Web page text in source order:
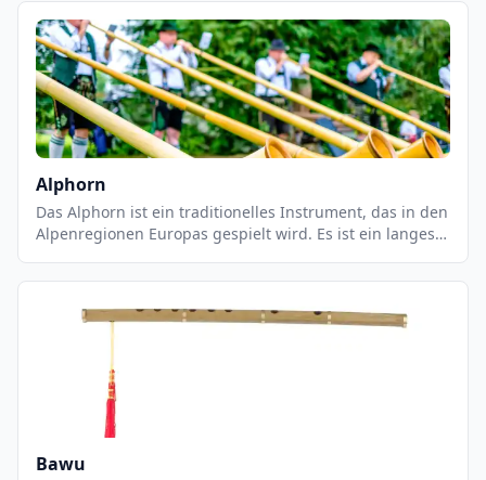
Alphorn
Das Alphorn ist ein traditionelles Instrument, das in den
Alpenregionen Europas gespielt wird. Es ist ein langes,
geschnitzt wird. Es hat eine Länge von bis zu 3 Metern
wird mit einem Blasebalg geblasen und erzeugt einen
Bawu